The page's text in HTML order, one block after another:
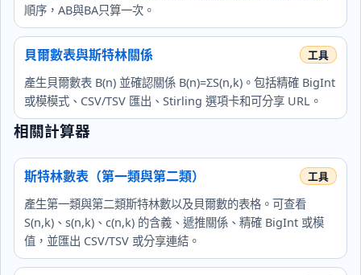
順序，AB與BA只算一次。
貝爾數表與斯特林關係
產生貝爾數表 B(n) 並確認關係 B(n)=ΣS(n,k)。包括精確 BigInt
或模模式、CSV/TSV 匯出、Stirling 選項卡和可分享 URL。
相關計算器
斯特林數表（第一類與第二類）
產生第一類與第二類斯特林數以及貝爾數的表格。可查看
S(n,k)、s(n,k)、c(n,k) 的含義、遞推關係、精確 BigInt 或模
值，並匯出 CSV/TSV 或分享連結。